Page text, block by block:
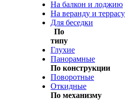
На балкон и лоджию
На веранду и террасу
Для беседки
По
типу
Глухие
Панорамные
По конструкции
Поворотные
Откидные
По механизму